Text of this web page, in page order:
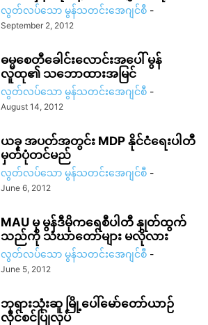
လွတ်လပ်သော မွန်သတင်းအေဂျင်စီ -
September 2, 2012
ဓမ္မစေတီခေါင်းလောင်းအပေါ် မွန်
လူထု၏ သဘောထားအမြင်
လွတ်လပ်သော မွန်သတင်းအေဂျင်စီ -
August 14, 2012
ယခု အပတ်အတွင်း MDP နိုင်ငံရေးပါတီ
မှတ်ပုံတင်မည်
လွတ်လပ်သော မွန်သတင်းအေဂျင်စီ -
June 6, 2012
MAU မှ မွန်ဒီမိုကရေစီပါတီ နှုတ်ထွက်
သည်ကို သံဃာတော်များ မလိုလား
လွတ်လပ်သော မွန်သတင်းအေဂျင်စီ -
June 5, 2012
ဘုရားသုံးဆူ မြို့ပေါ်မော်တော်ယာဉ်
လိုင်စင်ပြုလုပ်